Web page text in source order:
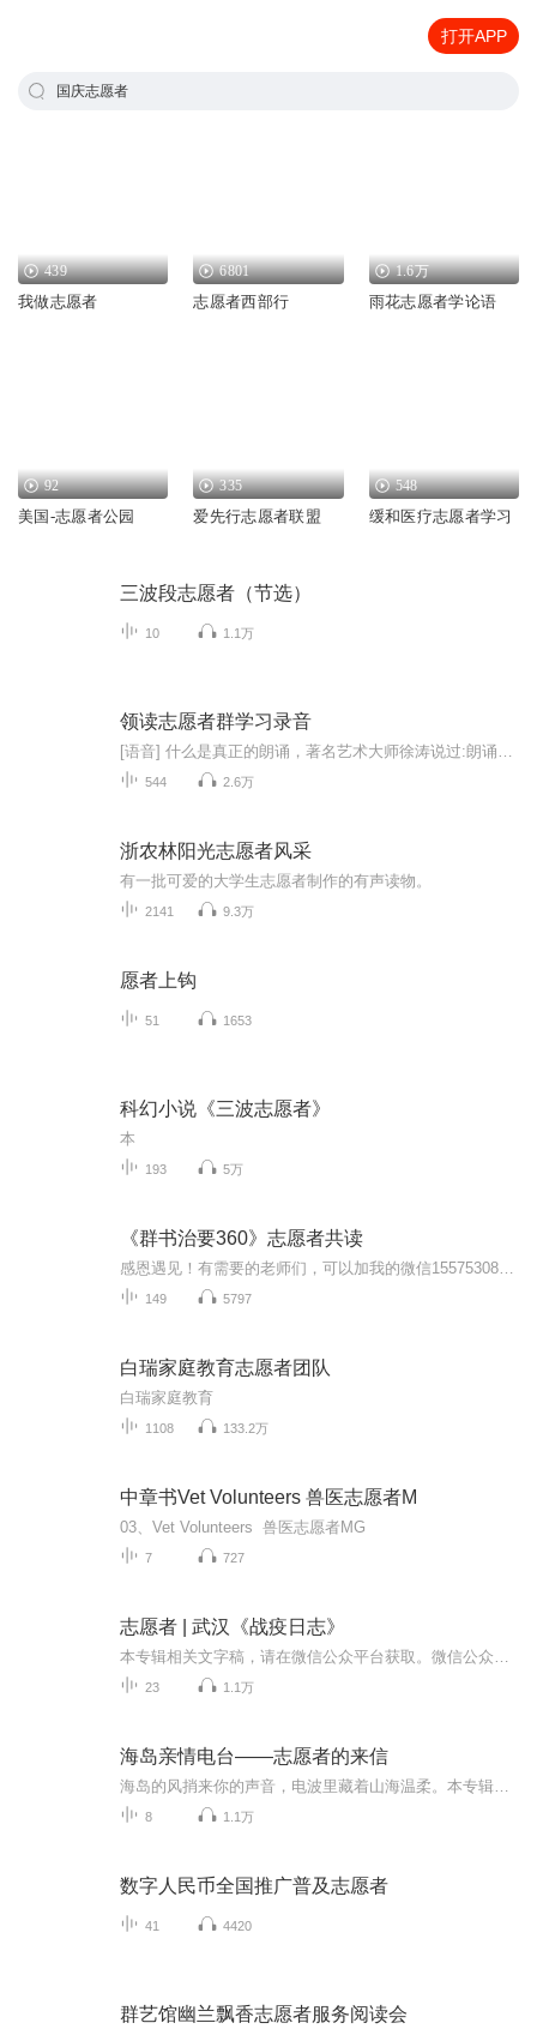
打开APP
国庆志愿者
439
我做志愿者
6801
志愿者西部行
1.6万
雨花志愿者学论语
92
美国-志愿者公园
335
爱先行志愿者联盟
548
缓和医疗志愿者学习
三波段志愿者（节选）
10 1.1万
领读志愿者群学习录音
544 2.6万
浙农林阳光志愿者风采
有一批可爱的大学生志愿者制作的有声读物。
2141 9.3万
愿者上钩
51 1653
科幻小说《三波志愿者》
本
193 5万
《群书治要360》志愿者共读
149 5797
白瑞家庭教育志愿者团队
白瑞家庭教育
1108 133.2万
中章书Vet Volunteers 兽医志愿者M
03、Vet Volunteers 兽医志愿者MG
7 727
志愿者 | 武汉《战疫日志》
23 1.1万
海岛亲情电台——志愿者的来信
8 1.1万
数字人民币全国推广普及志愿者
41 4420
群艺馆幽兰飘香志愿者服务阅读会